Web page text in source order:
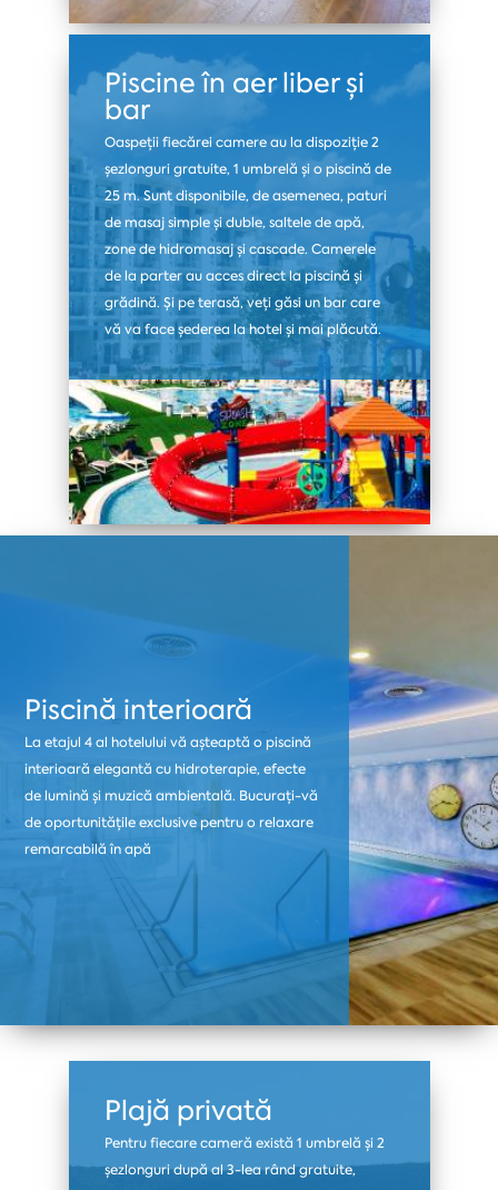
Piscine în aer liber și
bar
Oaspeții fiecărei camere au la dispoziție 2
șezlonguri gratuite, 1 umbrelă și o piscină de
25 m. Sunt disponibile, de asemenea, paturi
de masaj simple și duble, saltele de apă,
zone de hidromasaj și cascade. Camerele
de la parter au acces direct la piscină și
grădină. Și pe terasă, veți găsi un bar care
vă va face șederea la hotel și mai plăcută.
Piscină interioară
La etajul 4 al hotelului vă așteaptă o piscină
interioară elegantă cu hidroterapie, efecte
de lumină și muzică ambientală. Bucurați-vă
de oportunitățile exclusive pentru o relaxare
remarcabilă în apă
Plajă privată
Pentru fiecare cameră există 1 umbrelă și 2
șezlonguri după al 3-lea rând gratuite,